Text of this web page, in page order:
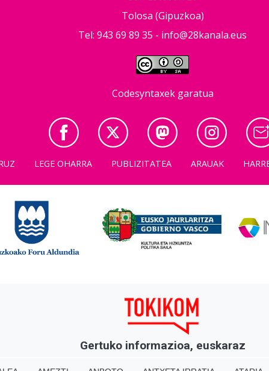
Tolosa (Gipuzkoa)
Tel: 943 69 89 35 - info@28kanala.eus
Codesyntaxek garatua
LEGE OHARRA PUBLIZITATEA ARAUAK
Gertuko informazioa, euskaraz